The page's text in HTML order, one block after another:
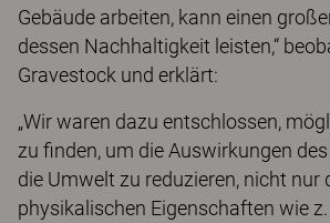
Gebäude arbeiten, kann einen
dessen Nachhaltigkeit leisten,“
Gravestock und erklärt:
„Wir waren dazu entschlossen,
zu finden, um die Auswirkungen
die Umwelt zu reduzieren, nicht nur
physikalischen Eigenschaften wie z.